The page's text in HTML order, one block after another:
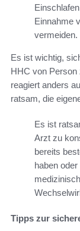
Einnahme
vermeiden.
Es ist wichtig,
HHC von Person
reagiert anders
ratsam, die
Es ist
Arzt zu
bereits
haben
Tipps zur